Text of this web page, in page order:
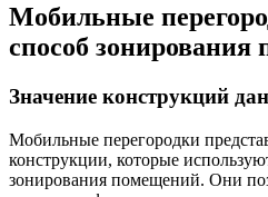
Мобильные
способ зонирования
Значение конструкций
Мобильные перегородки
конструкции, которые
зонирования помещений. Они